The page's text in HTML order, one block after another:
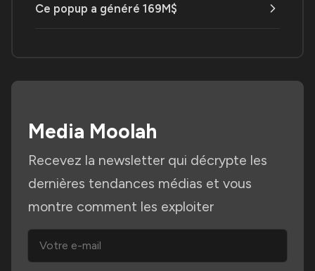
Ce popup a généré 169M$
Media Moolah
Recevez la newsletter qui décrypte les
dernières tendances médias et vous
montre comment les exploiter